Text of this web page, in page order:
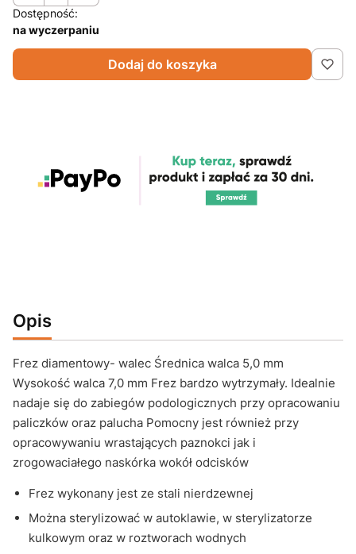
Dostępność:
na wyczerpaniu
Dodaj do koszyka
Opis
Frez diamentowy- walec Średnica walca 5,0 mm
Wysokość walca 7,0 mm Frez bardzo wytrzymały. Idealnie
nadaje się do zabiegów podologicznych przy opracowaniu
paliczków oraz palucha Pomocny jest również przy
opracowywaniu wrastających paznokci jak i
zrogowaciałego naskórka wokół odcisków
Frez wykonany jest ze stali nierdzewnej
Można sterylizować w autoklawie, w sterylizatorze
kulkowym oraz w roztworach wodnych